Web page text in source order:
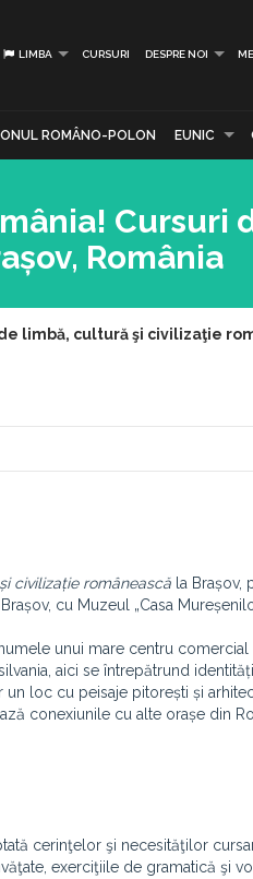
LIMBA CURSURI DESPRE NOI
ROMÂNO-POLON EUNIC
Cursuri
România
limbă, cultură şi civilizaţie
civilizație românească la
cu Muzeul „Casa
unui mare centru
aici se întrepătrund
loc cu peisaje pitorești și
conexiunile cu alte orașe din
cerinţelor şi necesităţilor
exerciţiile de gramatică şi